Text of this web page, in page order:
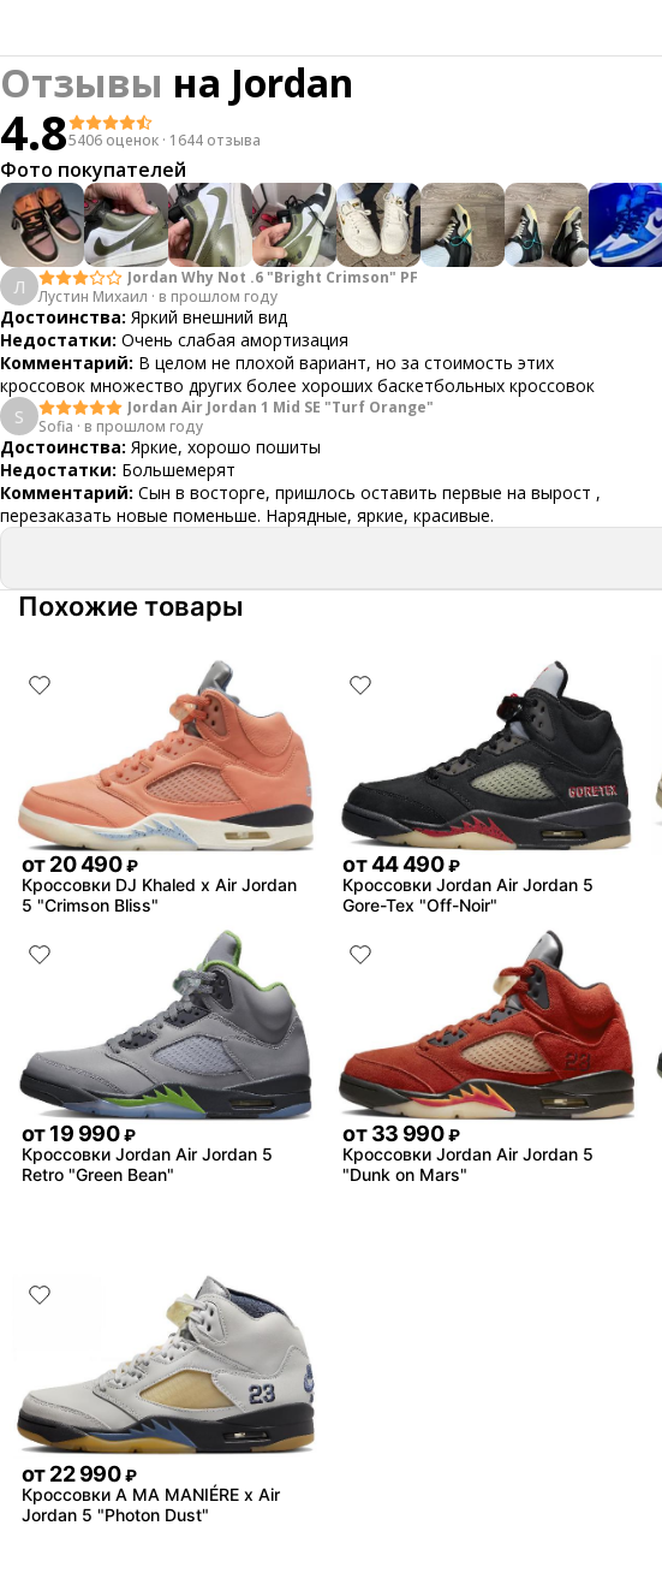
Отзывы на Jordan
4.85406 оценок · 1644 отзыва
Фото покупателей
Л
Jordan Why Not .6 "Bright Crimson" PF
Лустин Михаил · в прошлом году
Достоинства: Яркий внешний вид
Недостатки: Очень слабая амортизация
Комментарий: В целом не плохой вариант, но за стоимость этих
кроссовок множество других более хороших баскетбольных кроссовок
S
Jordan Air Jordan 1 Mid SE "Turf Orange"
Sofia · в прошлом году
Достоинства: Яркие, хорошо пошиты
Недостатки: Большемерят
Комментарий: Сын в восторге, пришлось оставить первые на вырост ,
перезаказать новые поменьше. Нарядные, яркие, красивые.
Похожие товары
от20 490 ₽
Кроссовки DJ Khaled x Air Jordan
5 "Crimson Bliss"
от44 490 ₽
Кроссовки Jordan Air Jordan 5
Gore-Tex "Off-Noir"
от19 990 ₽
Кроссовки Jordan Air Jordan 5
Retro "Green Bean"
от 33 990 ₽
Кроссовки Jordan Air Jordan 5
"Dunk on Mars"
от22 990 ₽
Кроссовки A MA MANIÉRE x Air
Jordan 5 "Photon Dust"